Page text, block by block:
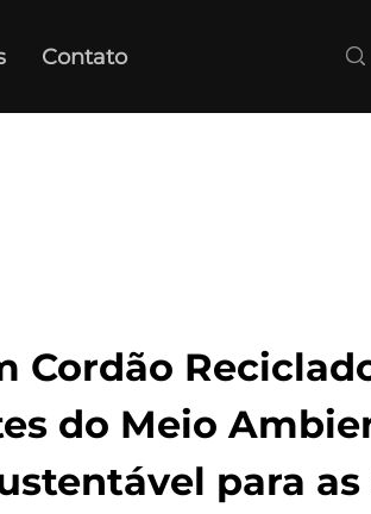
Contato
Cordão
do Meio
para as